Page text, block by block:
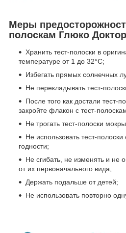
Меры
полоскам Глюко
Хранить тест-полоски в
температуре от 1 до 32°С;
Избегать прямых солнечных
Не перекладывать тест-
После того как достали тест-
закройте флакон с тест-
Не трогать тест-полоски
Не использовать тест-
годности;
Не сгибать, не изменять и не
от их первоначального вида;
Держать подальше от детей;
Не использовать повторно